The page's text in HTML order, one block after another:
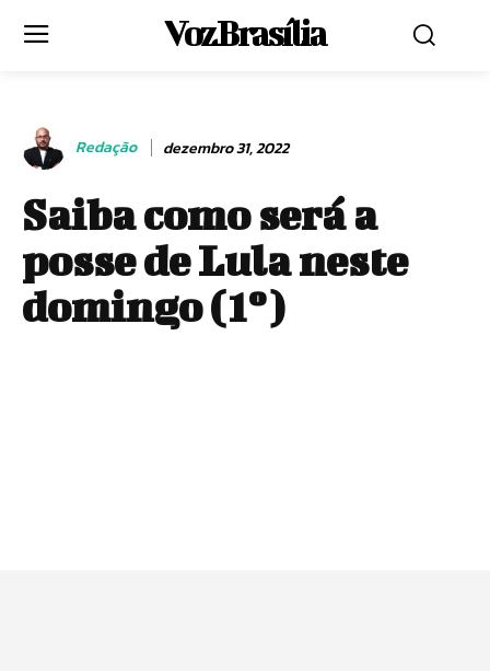
Voz Brasília
Redação dezembro 31, 2022
Saiba como será a
posse de Lula neste
domingo (1º)